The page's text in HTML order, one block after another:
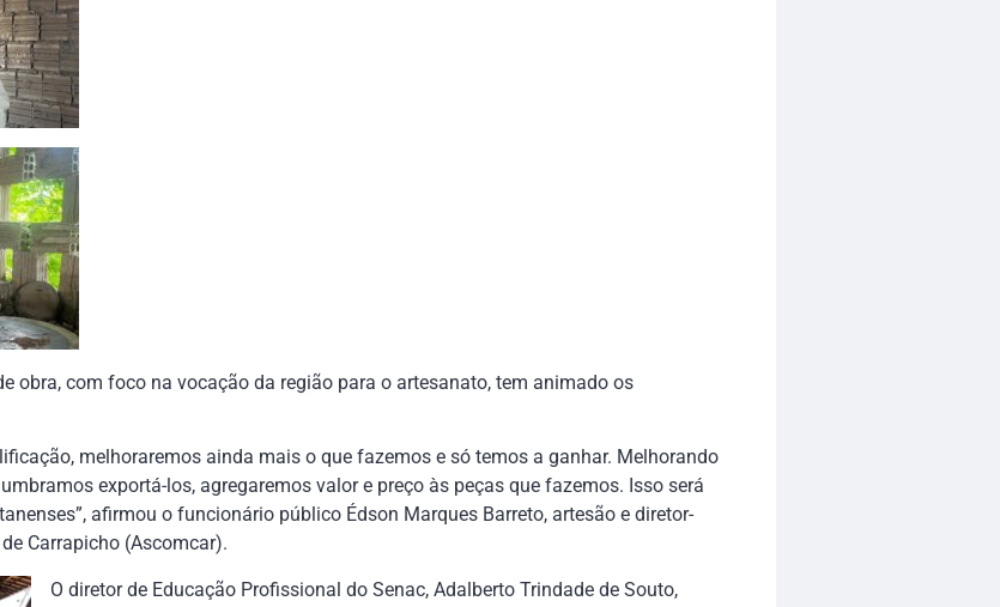
obra, com foco na vocação da região para o artesanato, tem animado os
melhoraremos ainda mais o que fazemos e só temos a ganhar. Melhorando
exportá-los, agregaremos valor e preço às peças que fazemos. Isso será
afirmou o funcionário público Édson Marques Barreto, artesão e diretor-
Carrapicho (Ascomcar).
O diretor de Educação Profissional do Senac, Adalberto Trindade de Souto,